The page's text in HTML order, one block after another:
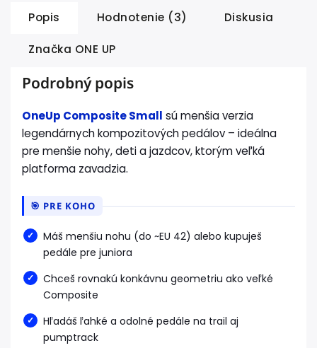
Popis Hodnotenie (3) Diskusia
Značka ONE UP
Podrobný popis
OneUp Composite Small sú menšia verzia
legendárnych kompozitových pedálov – ideálna
pre menšie nohy, deti a jazdcov, ktorým veľká
platforma zavadzia.
🎯 PRE KOHO
Máš menšiu nohu (do ~EU 42) alebo kupuješ
pedále pre juniora
Chceš rovnakú konkávnu geometriu ako veľké
Composite
Hľadáš ľahké a odolné pedále na trail aj
pumptrack